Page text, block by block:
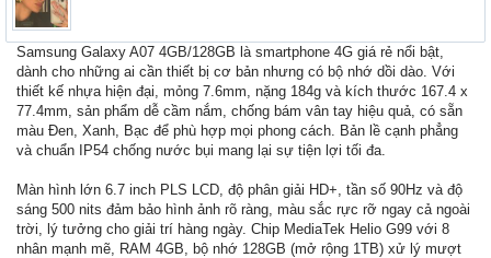
Samsung Galaxy A07 4GB/128GB là smartphone 4G giá rẻ nổi bật,
dành cho những ai cần thiết bị cơ bản nhưng có bộ nhớ dồi dào. Với
thiết kế nhựa hiện đại, mỏng 7.6mm, nặng 184g và kích thước 167.4 x
77.4mm, sản phẩm dễ cầm nắm, chống bám vân tay hiệu quả, có sẵn
màu Đen, Xanh, Bạc để phù hợp mọi phong cách. Bản lề cạnh phẳng
và chuẩn IP54 chống nước bụi mang lại sự tiện lợi tối đa.
Màn hình lớn 6.7 inch PLS LCD, độ phân giải HD+, tần số 90Hz và độ
sáng 500 nits đảm bảo hình ảnh rõ ràng, màu sắc rực rỡ ngay cả ngoài
trời, lý tưởng cho giải trí hàng ngày. Chip MediaTek Helio G99 với 8
nhân mạnh mẽ, RAM 4GB, bộ nhớ 128GB (mở rộng 1TB) xử lý mượt